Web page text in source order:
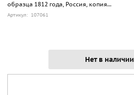
образца 1812 года, Россия, копия...
Артикул: 107061
Нет в наличии